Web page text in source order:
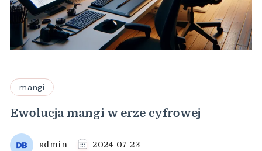
mangi
Ewolucja mangi w erze cyfrowej
admin 2024-07-23